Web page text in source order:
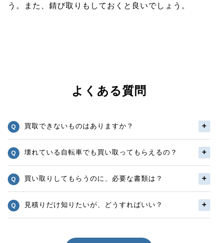
う。また、錆び取りもしておくと良いでしょう。
よくある質問
買取できないものはありますか？
壊れている自転車でも買い取ってもらえるの？
買い取りしてもらうのに、必要な書類は？
見積りだけ知りたいが、どうすればいい？